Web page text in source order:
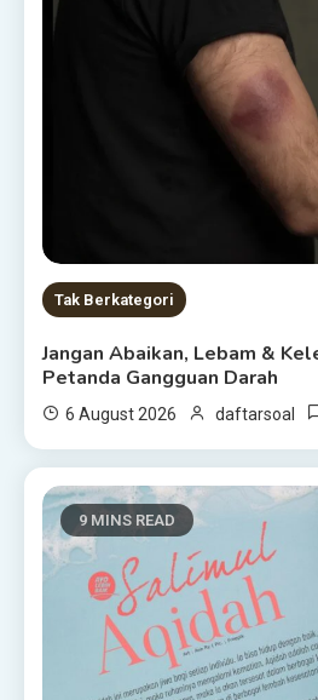
Tak Berkategori
Jangan Abaikan, Lebam &
Petanda Gangguan Darah
6 August 2026 daftarsoal
9 MINS READ